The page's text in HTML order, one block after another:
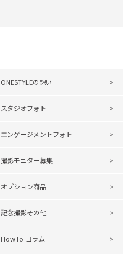
ONESTYLEの想い
スタジオフォト
エンゲージメントフォト
撮影モニター募集
オプション商品
記念撮影その他
HowTo コラム